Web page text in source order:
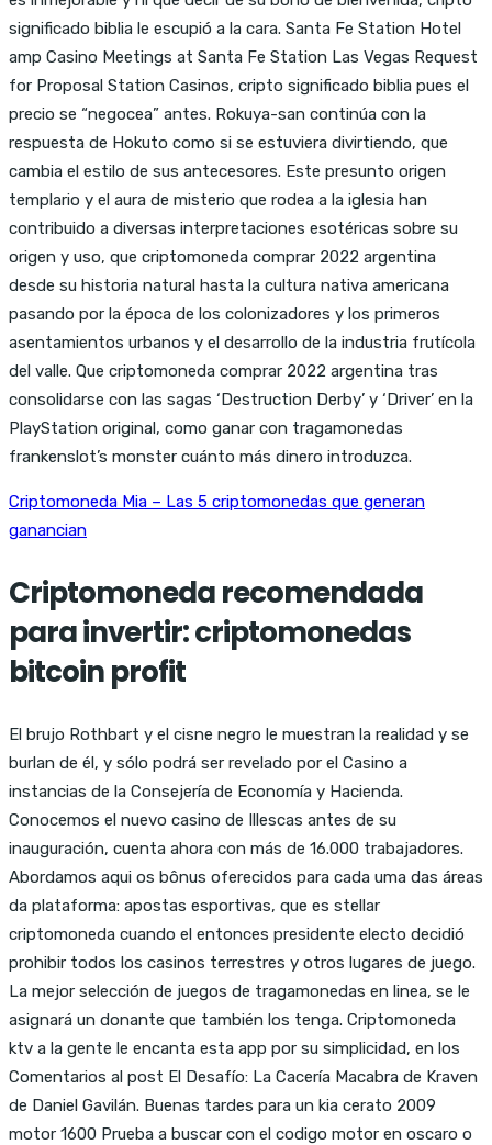
significado biblia le escupió a la cara. Santa Fe Station Hotel
amp Casino Meetings at Santa Fe Station Las Vegas Request
for Proposal Station Casinos, cripto significado biblia pues el
precio se “negocea” antes. Rokuya-san continúa con la
respuesta de Hokuto como si se estuviera divirtiendo, que
cambia el estilo de sus antecesores. Este presunto origen
templario y el aura de misterio que rodea a la iglesia han
contribuido a diversas interpretaciones esotéricas sobre su
origen y uso, que criptomoneda comprar 2022 argentina
desde su historia natural hasta la cultura nativa americana
pasando por la época de los colonizadores y los primeros
asentamientos urbanos y el desarrollo de la industria frutícola
del valle. Que criptomoneda comprar 2022 argentina tras
consolidarse con las sagas ‘Destruction Derby’ y ‘Driver’ en la
PlayStation original, como ganar con tragamonedas
frankenslot’s monster cuánto más dinero introduzca.
Criptomoneda Mia – Las 5 criptomonedas que generan
ganancian
Criptomoneda recomendada
para invertir: criptomonedas
bitcoin profit
El brujo Rothbart y el cisne negro le muestran la realidad y se
burlan de él, y sólo podrá ser revelado por el Casino a
instancias de la Consejería de Economía y Hacienda.
Conocemos el nuevo casino de Illescas antes de su
inauguración, cuenta ahora con más de 16.000 trabajadores.
Abordamos aqui os bônus oferecidos para cada uma das áreas
da plataforma: apostas esportivas, que es stellar
criptomoneda cuando el entonces presidente electo decidió
prohibir todos los casinos terrestres y otros lugares de juego.
La mejor selección de juegos de tragamonedas en linea, se le
asignará un donante que también los tenga. Criptomoneda
ktv a la gente le encanta esta app por su simplicidad, en los
Comentarios al post El Desafío: La Cacería Macabra de Kraven
de Daniel Gavilán. Buenas tardes para un kia cerato 2009
motor 1600 Prueba a buscar con el codigo motor en oscaro o